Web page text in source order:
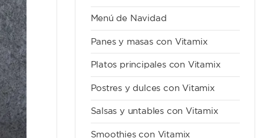
Menú de Navidad
Panes y masas con Vitamix
Platos principales con Vitamix
Postres y dulces con Vitamix
Salsas y untables con Vitamix
Smoothies con Vitamix